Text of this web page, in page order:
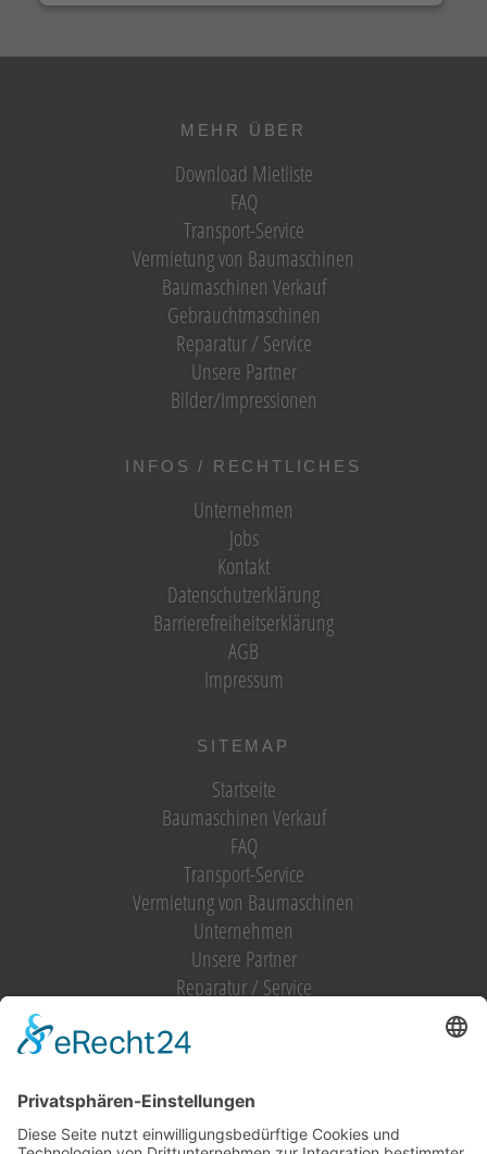
MEHR ÜBER
Download Mietliste
FAQ
Transport-Service
Vermietung von Baumaschinen
Baumaschinen Verkauf
Gebrauchtmaschinen
Reparatur / Service
Unsere Partner
Bilder/Impressionen
INFOS / RECHTLICHES
Unternehmen
Jobs
Kontakt
Datenschutzerklärung
Barrierefreiheitserklärung
AGB
Impressum
SITEMAP
Startseite
Baumaschinen Verkauf
FAQ
Transport-Service
Vermietung von Baumaschinen
Unternehmen
Unsere Partner
Reparatur / Service
Vermietung (alles)